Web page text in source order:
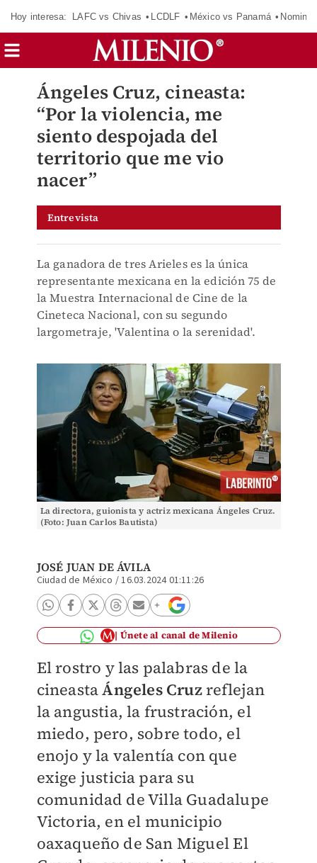
Hoy interesa: LAFC vs Chivas LCDLF México vs Panamá
Ángeles Cruz, cineasta:
“Por la violencia, me
siento despojada del
territorio que me vio
nacer”
Entrevista
La ganadora de tres Arieles es la única
representante mexicana en la edición 75 de
la Muestra Internacional de Cine de la
Cineteca Nacional, con su segundo
largometraje, 'Valentina o la serenidad'.
La directora, guionista y actriz mexicana Ángeles Cruz.
(Foto: Juan Carlos Bautista)
JOSÉ JUAN DE ÁVILA
Ciudad de México /16.03.2024 01:11:26
Únete al canal de Milenio
El rostro y las palabras de la
cineastaÁngeles Cruzreflejan
la angustia, la frustración, el
miedo, pero, sobre todo, el
enojo y la valentía con que
exige justicia para su
comunidad de Villa Guadalupe
Victoria, en el municipio
oaxaqueño de San Miguel El